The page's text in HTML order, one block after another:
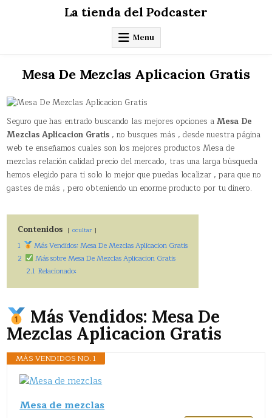
La tienda del Podcaster
Menu
Mesa De Mezclas Aplicacion Gratis
Seguro que has entrado buscando las mejores opciones aMesa De
Mezclas Aplicacion Gratis , no busques más , desde nuestra página
web te enseñamos cuales son los mejores productos Mesa de
mezclas relación calidad precio del mercado, tras una larga búsqueda
hemos elegido para ti solo lo mejor que puedas localizar , para que no
gastes de más , pero obteniendo un enorme producto por tu dinero.
Contenidos ocultar
1
Más Vendidos: Mesa De Mezclas Aplicacion Gratis
2
Más sobre Mesa De Mezclas Aplicacion Gratis
2.1 Relacionado:
Más Vendidos: Mesa De
Mezclas Aplicacion Gratis
MÁS VENDIDOS NO. 1
Mesa de mezclas